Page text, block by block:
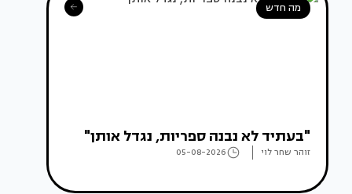
מה חדש
"בעתיד לא נבנה ספריות, נגדל אותן"
זוהר שחר לוי 05-08-2026